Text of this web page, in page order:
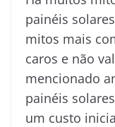
painéis
mitos mais
caros e não
mencionado
painéis
um custo